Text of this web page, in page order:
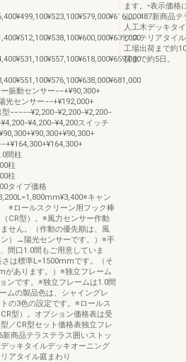
振動センサー−−+¥90,300+
光センサー−−+¥192,000+
−−−−−¥2,200−¥2,200−¥2,200−
スイッチ
間柱
柱
柱
タイプ価格
キャン
※ロールスクリーン用フック棒
CR型）。※風力センサー作動
せん。（作動の優先順は、風
）→陽光センサーです。）※手
間口1.0間もご用意していま
は標準L=1500mmです。（そ
があります。）※独立フレーム
ンです。※独立フレームは1.0間
ムの製品色は、シャイングレ
の3色の設定です。※ロールス
型）。オプション価格表は受
／CR型セット価格表独立フレ
商品テラステラス囲いストッ
ッキタイルデッキオーニング
アタイル庭まわり
ます。•表示価格
ん。487新商品テ
人工木デッキタ
クステリアタイ
工場出荷まで約
荷まで約5日。